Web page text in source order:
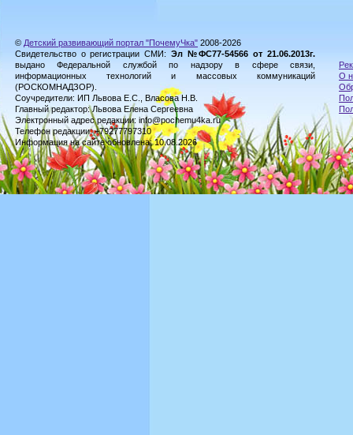
© Детский развивающий портал "ПочемуЧка" 2008-2026
Свидетельство о регистрации СМИ: Эл №ФС77-54566 от 21.06.2013г.
выдано Федеральной службой по надзору в сфере связи,
информационных технологий и массовых коммуникаций
(РОСКОМНАДЗОР).
Соучредители: ИП Львова Е.С., Власова Н.В.
Главный редактор: Львова Елена Сергеевна
Электронный адрес редакции: info@pochemu4ka.ru
Телефон редакции: +79277797310
Информация на сайте обновлена: 10.08.2026
О